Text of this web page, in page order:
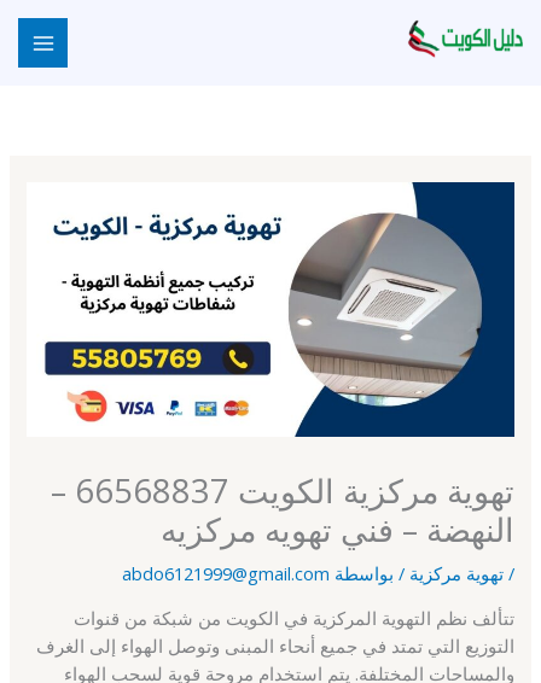
إلى
تهوية مركزية الكويت 66568837 –
النهضة – فني تهويه مركزيه
/تهوية مركزية / بواسطة abdo6121999@gmail.com
تتألف نظم التهوية المركزية في الكويت من شبكة من قنوات
التوزيع التي تمتد في جميع أنحاء المبنى وتوصل الهواء إلى الغرف
والمساحات المختلفة. يتم استخدام مروحة قوية لسحب الهواء